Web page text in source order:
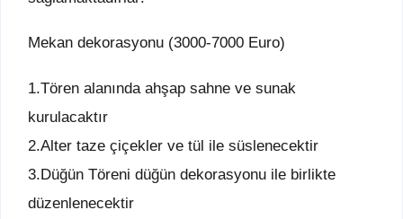
Mekan dekorasyonu (3000-7000 Euro)
1.Tören alanında ahşap sahne ve sunak
kurulacaktır
2.Alter taze çiçekler ve tül ile süslenecektir
3.Düğün Töreni düğün dekorasyonu ile birlikte
düzenlenecektir